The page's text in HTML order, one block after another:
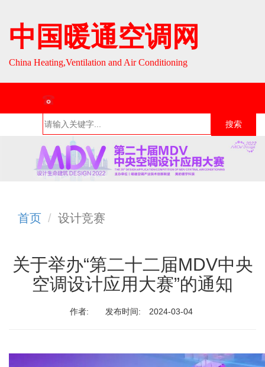
中国暖通空调网
China Heating,Ventilation and Air Conditioning
搜索
首页
组织介
绍
组织活
动
行业资
讯
English
首页 设计竞赛
关于举办“第二十二届MDV中央
空调设计应用大赛”的通知
作者: 发布时间: 2024-03-04